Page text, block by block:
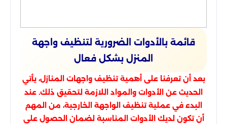
قائمة بالأدوات الضرورية لتنظيف واجهة
المنزل بشكل فعال
بعد أن تعرفنا على أهمية تنظيف واجهات المنازل، يأتي
الحديث عن الأدوات والمواد اللازمة لتحقيق ذلك. عند
البدء في عملية تنظيف الواجهة الخارجية، من المهم
أن تكون لديك الأدوات المناسبة لضمان الحصول على